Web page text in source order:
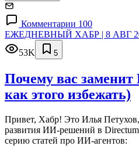
Комментарии 100
ЕЖЕДНЕВНЫЙ ХАБР | 8 АВГ
53K
5
Почему вас заменит
как этого избежать)
Привет, Хабр! Это Илья
развития ИИ-решений в
серию статей про ИИ-агентов: